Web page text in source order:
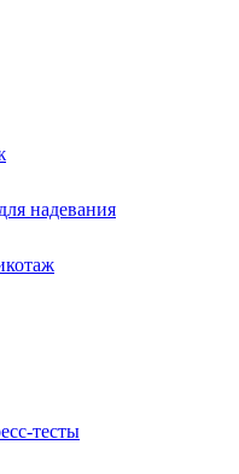
надевания
тесты